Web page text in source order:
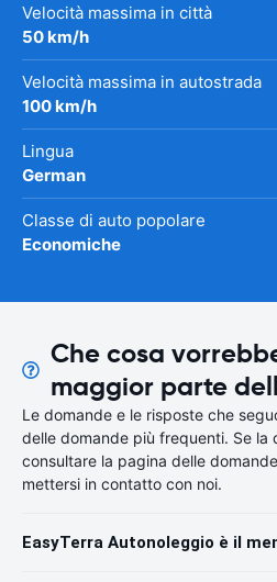
Velocità massima in città
50 km/h
Velocità massima in autostrada
100 km/h
Lingua
German
Classe di auto popolare
Economiche
Che cosa
maggior parte
Le domande e le risposte che
delle domande più frequenti. Se la
consultare la pagina delle
mettersi in contatto con noi.
EasyTerra Autonoleggio è il